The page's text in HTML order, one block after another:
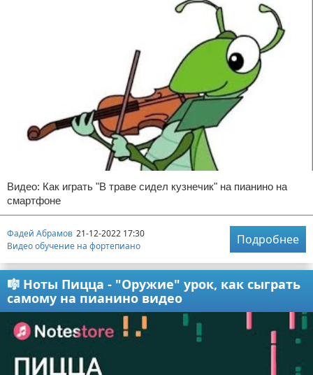
Видео: Как играть "В траве сидел кузнечик" на пианино на
смартфоне
Фадей Абрамов 21-12-2022 17:30
Видео обучение на фортепиано
Подробнее
🎼 Ноты Пицца - "Оружие" урок, как сыграть
самому на пианино видео